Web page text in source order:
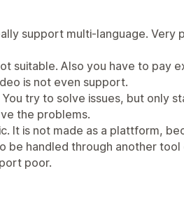
support multi-language. Very
suitable. Also you have to pay
is not even support.
try to solve issues, but only
the problems.
It is not made as a plattform,
be handled through another tool
poor.